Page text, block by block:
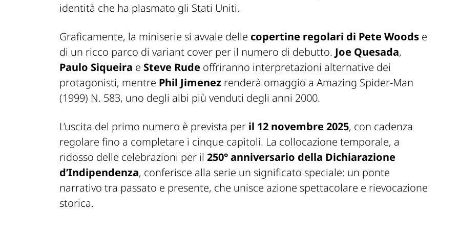
identità che ha plasmato gli Stati Uniti.
Graficamente, la miniserie si avvale delle copertine regolari di Pete Woods e
di un ricco parco di variant cover per il numero di debutto. Joe Quesada,
Paulo Siqueira e Steve Rude offriranno interpretazioni alternative dei
protagonisti, mentre Phil Jimenez renderà omaggio a Amazing Spider-Man
(1999) N. 583, uno degli albi più venduti degli anni 2000.
L’uscita del primo numero è prevista per il 12 novembre 2025, con cadenza
regolare fino a completare i cinque capitoli. La collocazione temporale, a
ridosso delle celebrazioni per il 250° anniversario della Dichiarazione
d’Indipendenza, conferisce alla serie un significato speciale: un ponte
narrativo tra passato e presente, che unisce azione spettacolare e rievocazione
storica.